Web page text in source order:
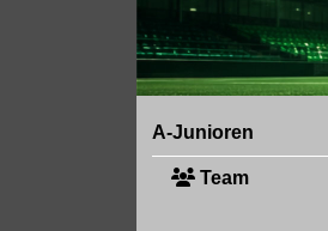
A-Junioren
Team